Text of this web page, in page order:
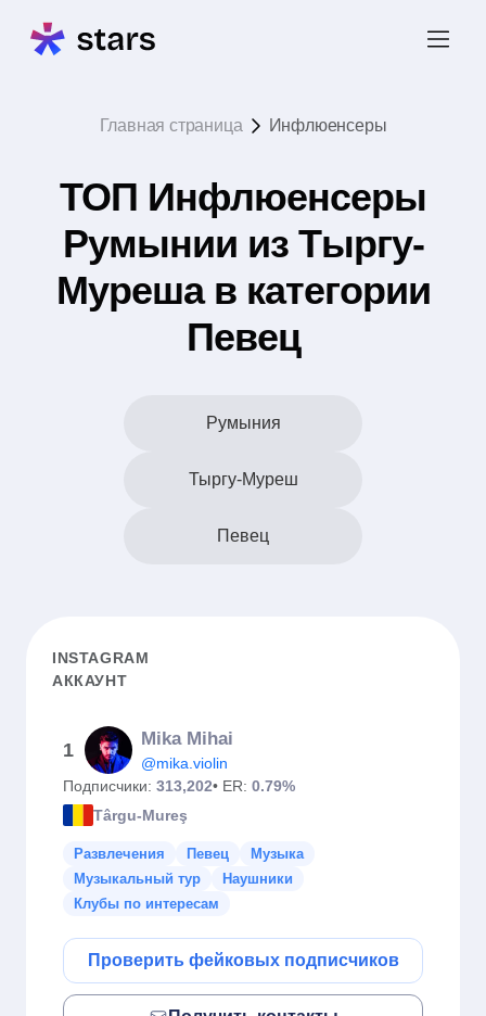
Главная страница Инфлюенсеры
ТОП Инфлюенсеры
Румынии из Тыргу-
Муреша в категории
Певец
Румыния
Тыргу-Муреш
Певец
INSTAGRAM
АККАУНТ
1
Mika Mihai
@mika.violin
Подписчики: 313,202• ER: 0.79%
Târgu-Mureş
Развлечения Певец
Музыка
Музыкальный тур
Наушники
Клубы по интересам
Проверить фейковых подписчиков